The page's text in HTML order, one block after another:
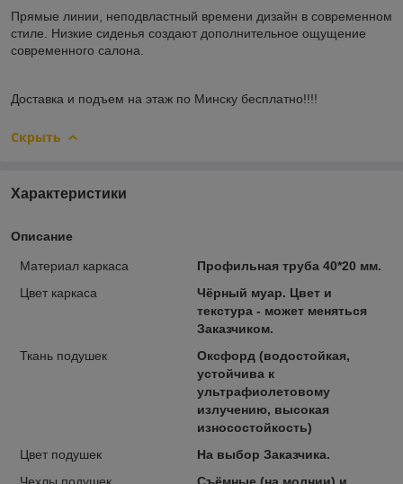
Прямые линии, неподвластный времени дизайн в современном
стиле. Низкие сиденья создают дополнительное ощущение
современного салона.
Доставка и подъем на этаж по Минску бесплатно!!!!
Скрыть
Характеристики
Описание
Материал каркаса
Профильная труба 40*20 мм.
Цвет каркаса
Чёрный муар. Цвет и
текстура - может меняться
Заказчиком.
Ткань подушек
Оксфорд (водостойкая,
устойчива к
ультрафиолетовому
излучению, высокая
износостойкость)
Цвет подушек
На выбор Заказчика.